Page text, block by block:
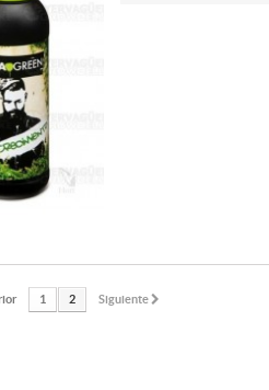
1 2 Siguiente